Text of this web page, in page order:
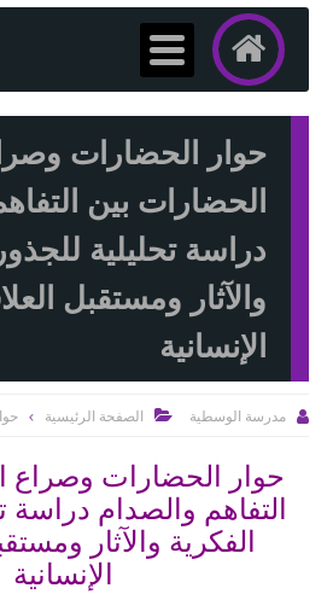
حوار الحضارات
الحضارات بين
دراسة تحليلية
والآثار ومستقبل
الإنسانية
 مدرسة الوسطية  الصفحة الرئيسية
حوار الحضارات وصراع
التفاهم والصدام دراسة
الفكرية والآثار
الإنسانية